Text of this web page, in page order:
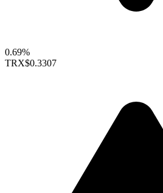
0.69%
TRX$0.3307